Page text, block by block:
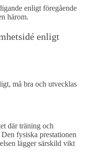
enligt föregående
härom.
enligt
må bra och utvecklas
där träning och
fysiska prestationen
lägger särskild vikt